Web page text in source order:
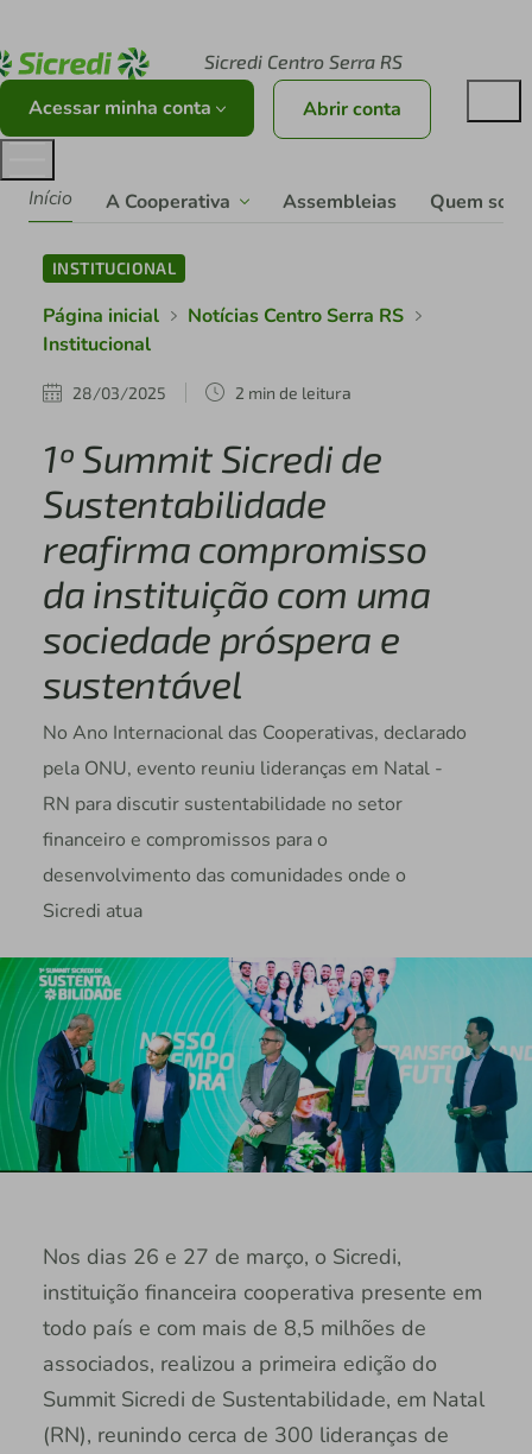
Sicredi Centro Serra RS
Acessar minha conta Abrir conta
Início A Cooperativa Assembleias Quem
INSTITUCIONAL
Página inicial
Notícias Centro Serra RS
Institucional
28/03/2025 2 min de leitura
1º Summit Sicredi de
Sustentabilidade
reafirma compromisso
da instituição com uma
sociedade próspera e
sustentável
No Ano Internacional das Cooperativas, declarado
pela ONU, evento reuniu lideranças em Natal -
RN para discutir sustentabilidade no setor
financeiro e compromissos para o
desenvolvimento das comunidades onde o
Sicredi atua
Nos dias 26 e 27 de março, o Sicredi,
instituição financeira cooperativa presente em
todo país e com mais de 8,5 milhões de
associados, realizou a primeira edição do
Summit Sicredi de Sustentabilidade, em Natal
(RN), reunindo cerca de 300 lideranças de